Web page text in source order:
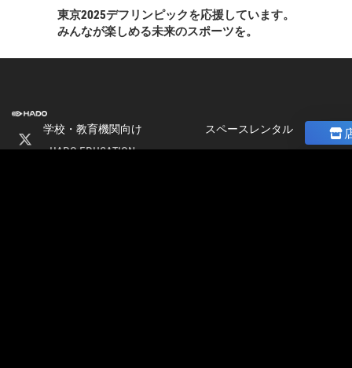
東京2025デフリンピックを応援しています。
みんなが楽しめる未来のスポーツを。
学校・教育機関向け
HADO EDUCATION
スペースレンタル